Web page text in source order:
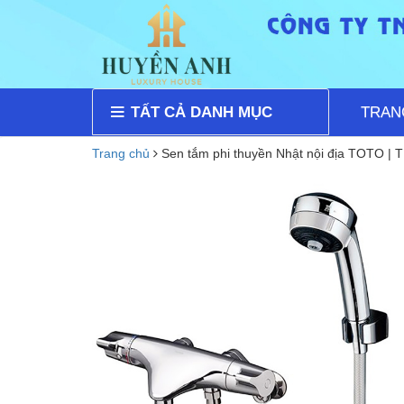
TẤT CẢ DANH MỤC
Trang chủ Sen tắm phi thuyền Nhật nội địa TOTO |